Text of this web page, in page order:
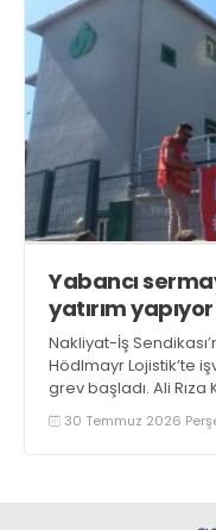
Yabancı sermaye
yatırım yapıyor
Nakliyat-İş
Hödlmayr Lojistik’te
grev başladı. Ali
sermayenin
yaptığını söyledi
30 Temmuz 2026